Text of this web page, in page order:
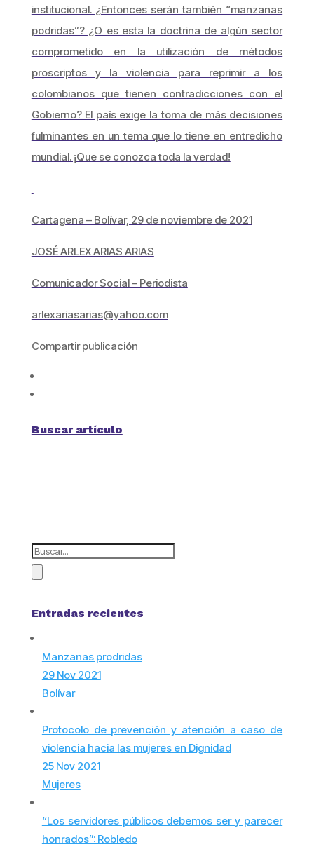
institucional. ¿Entonces serán también “manzanas
podridas”? ¿O es esta la doctrina de algún sector
comprometido en la utilización de métodos
proscriptos y la violencia para reprimir a los
colombianos que tienen contradicciones con el
Gobierno? El país exige la toma de más decisiones
fulminantes en un tema que lo tiene en entredicho
mundial. ¡Que se conozca toda la verdad!
Cartagena – Bolívar, 29 de noviembre de 2021
JOSÉ ARLEX ARIAS ARIAS
Comunicador Social – Periodista
arlexariasarias@yahoo.com
Compartir publicación
Buscar artículo
Entradas recientes
Manzanas prodridas
29 Nov 2021
Bolívar
Protocolo de prevención y atención a caso de
violencia hacia las mujeres en Dignidad
25 Nov 2021
Mujeres
“Los servidores públicos debemos ser y parecer
honrados”: Robledo